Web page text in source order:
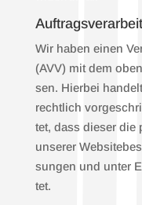
Wir haben einen
(AVV) mit dem
sen. Hier­bei
recht­lich
tet, dass die­ser die
unse­rer
sun­gen und unter
tet.